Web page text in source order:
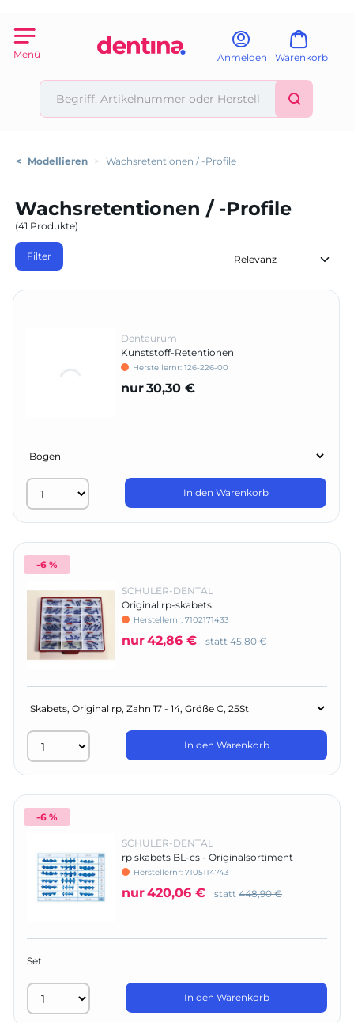
Menü Anmelden Warenkorb
< Modellieren > Wachsretentionen / -Profile
Wachsretentionen / -Profile
(41 Produkte)
Filter
Dentaurum
Kunststoff-Retentionen
Herstellernr: 126-226-00
nur30,30 €
In den Warenkorb
-6 %
SCHULER-DENTAL
Original rp-skabets
Herstellernr: 7102171433
nur42,86 € statt 45,80 €
In den Warenkorb
-6 %
SCHULER-DENTAL
rp skabets BL-cs - Originalsortiment
Herstellernr: 7105114743
nur420,06 € statt 448,90 €
Set
In den Warenkorb